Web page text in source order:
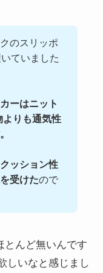
のスリッポ
ていました
ーはニット
りも通気性
クッション性
受けたので
とんど無いんです
しいなと感じまし